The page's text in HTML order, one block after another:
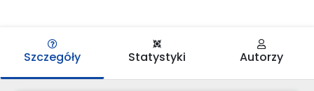
Szczegóły Statystyki Autorzy